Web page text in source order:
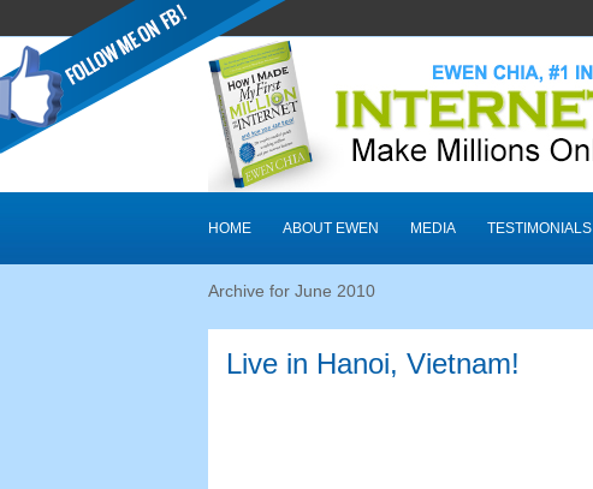
HOME ABOUT EWEN MEDIA TESTIMONIALS
Archive for June 2010
Live in Hanoi, Vietnam!